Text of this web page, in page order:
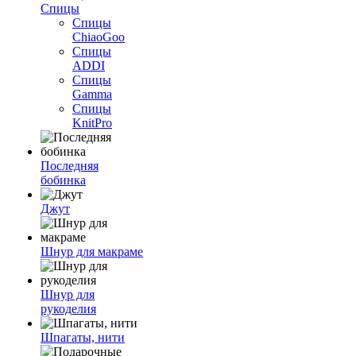
Спицы
Спицы
ChiaoGoo
Спицы
ADDI
Спицы
Gamma
Спицы
KnitPro
Последняя
бобинка
Джут
Шнур для макраме
Шнур для
рукоделия
Шпагаты, нити